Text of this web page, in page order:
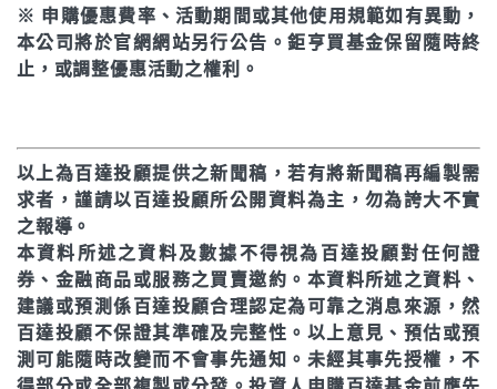
※ 申購優惠費率、活動期間或其他使用規範如有異動，
本公司將於官網網站另行公告。鉅亨買基金保留隨時終
止，或調整優惠活動之權利。
以上為百達投顧提供之新聞稿，若有將新聞稿再編製需
求者，謹請以百達投顧所公開資料為主，勿為誇大不實
之報導。
本資料所述之資料及數據不得視為百達投顧對任何證
券、金融商品或服務之買賣邀約。本資料所述之資料、
建議或預測係百達投顧合理認定為可靠之消息來源，然
百達投顧不保證其準確及完整性。以上意見、預估或預
測可能隨時改變而不會事先通知。未經其事先授權，不